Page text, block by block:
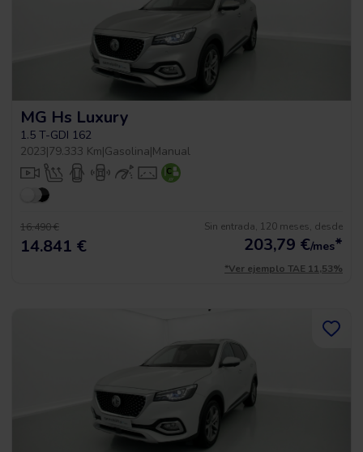
MG Hs Luxury
1.5 T-GDI 162
2023|79.333 Km|Gasolina|Manual
16.490 €
14.841 €
Sin entrada, 120 meses, desde
203,79 €/mes*
*Ver ejemplo TAE 11,53%